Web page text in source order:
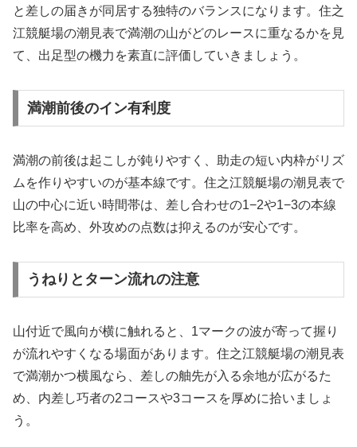
と差しの届きが同居する独特のバランスになります。住之
江競艇場の潮見表で満潮の山がどのレースに重なるかを見
て、出足型の機力を素直に評価していきましょう。
満潮前後のイン有利度
満潮の前後は起こしが鈍りやすく、助走の短い内枠がリズ
ムを作りやすいのが基本線です。住之江競艇場の潮見表で
山の中心に近い時間帯は、差し合わせの1−2や1−3の本線
比率を高め、外攻めの点数は抑えるのが安心です。
うねりとターン流れの注意
山付近で風向が横に触れると、1マークの波が寄って握り
が流れやすくなる場面があります。住之江競艇場の潮見表
で満潮かつ横風なら、差しの舳先が入る余地が広がるた
め、内差し巧者の2コースや3コースを厚めに拾いましょ
う。